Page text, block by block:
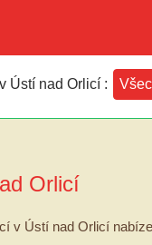
Ústí nad Orlicí :
Orlicí
v Ústí nad Orlicí